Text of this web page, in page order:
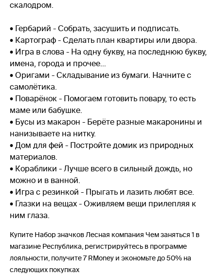
скалодром.
• Гербарий - Собрать, засушить и подписать.
• Картограф - Сделать план квартиры или двора.
• Игра в слова - На одну букву, на последнюю букву,
имена, города и прочее…
• Оригами - Складывание из бумаги. Начните с
самолётика.
• Поварёнок - Помогаем готовить повару, то есть
маме или бабушке.
• Бусы из макарон - Берёте разные макаронины и
нанизываете на нитку.
• Дом для фей - Постройте домик из природных
материалов.
• Кораблики - Лучше всего в сильный дождь, но
можно и в ванной.
• Игра с резинкой - Прыгать и лазить любят все.
• Глазки на вещах - Оживляем вещи прилепляя к
ним глаза.
Купите Набор значков Лесная компания Чем заняться 1 в
магазине Республика, регистрируйтесь в программе
лояльности, получите 7 RMoney и экономьте до 50% на
следующих покупках